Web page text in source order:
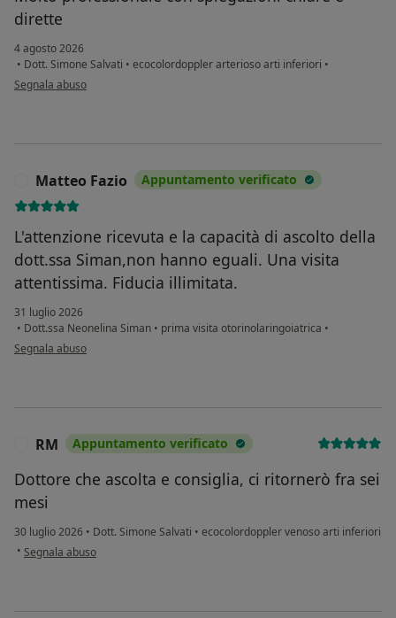
dirette
4 agosto 2026
• Dott. Simone Salvati • ecocolordoppler arterioso arti inferiori •
secondo l'opinione dell'utente DB
Segnala abuso
Matteo Fazio Appuntamento verificato
L'attenzione ricevuta e la capacità di ascolto della
dott.ssa Siman,non hanno eguali. Una visita
attentissima. Fiducia illimitata.
31 luglio 2026
• Dott.ssa Neonelina Siman • prima visita otorinolaringoiatrica •
secondo l'opinione dell'utente Matteo Fazio
Segnala abuso
RM Appuntamento verificato
Dottore che ascolta e consiglia, ci ritornerò fra sei
mesi
30 luglio 2026 • Dott. Simone Salvati • ecocolordoppler venoso arti inferiori
• secondo l'opinione dell'utente RM
Segnala abuso